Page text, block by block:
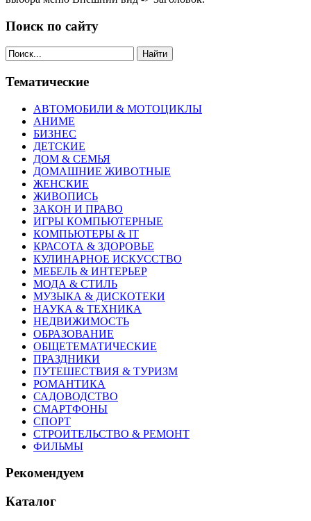
Поиск по сайту
Найти
Тематические
АВТОМОБИЛИ & МОТОЦИКЛЫ
АНИМЕ
БИЗНЕС
ДЕТСКИЕ
ДОМ & СЕМЬЯ
ДОМАШНИЕ ЖИВОТНЫЕ
ЖЕНСКИЕ
ЖИВОПИСЬ
ЗАКОН И ПРАВО
ИГРЫ КОМПЬЮТЕРНЫЕ
КОМПЬЮТЕРЫ & IT
КРАСОТА & ЗДОРОВЬЕ
КУЛИНАРНОЕ ИСКУССТВО
МЕБЕЛЬ & ИНТЕРЬЕР
МОДА & СТИЛЬ
МУЗЫКА & ДИСКОТЕКИ
НАУКА & ТЕХНИКА
НЕДВИЖИМОСТЬ
ОБРАЗОВАНИЕ
ОБЩЕТЕМАТИЧЕСКИЕ
ПРАЗДНИКИ
ПУТЕШЕСТВИЯ & ТУРИЗМ
РОМАНТИКА
САДОВОДСТВО
СМАРТФОНЫ
СПОРТ
СТРОИТЕЛЬСТВО & РЕМОНТ
ФИЛЬМЫ
Рекомендуем
Каталог